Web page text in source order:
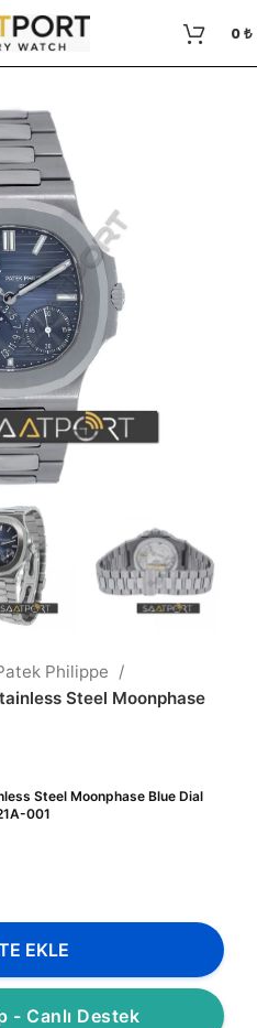
0₺
Philippe
Steel Moonphase
Steel Moonphase Blue Dial
001
EKLE
- Canlı Destek